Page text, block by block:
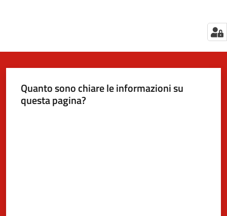
Quanto sono chiare le informazioni su
questa pagina?